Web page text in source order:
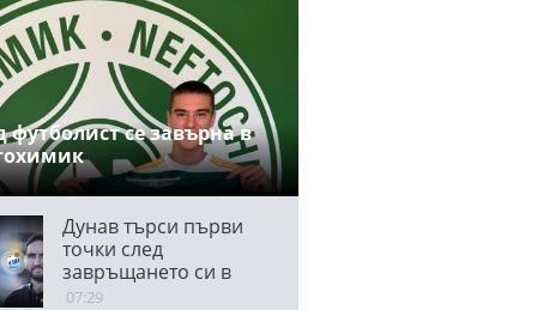
футболист се завърна в
Дунав търси първи
точки след
завръщането си в
елита
07:29